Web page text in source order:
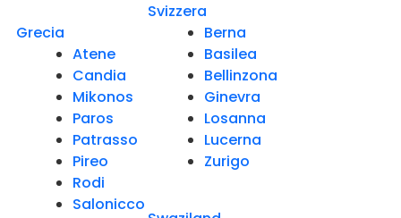
Grecia
Atene
Candia
Mikonos
Paros
Patrasso
Pireo
Rodi
Salonicco
Svizzera
Berna
Basilea
Bellinzona
Ginevra
Losanna
Lucerna
Zurigo